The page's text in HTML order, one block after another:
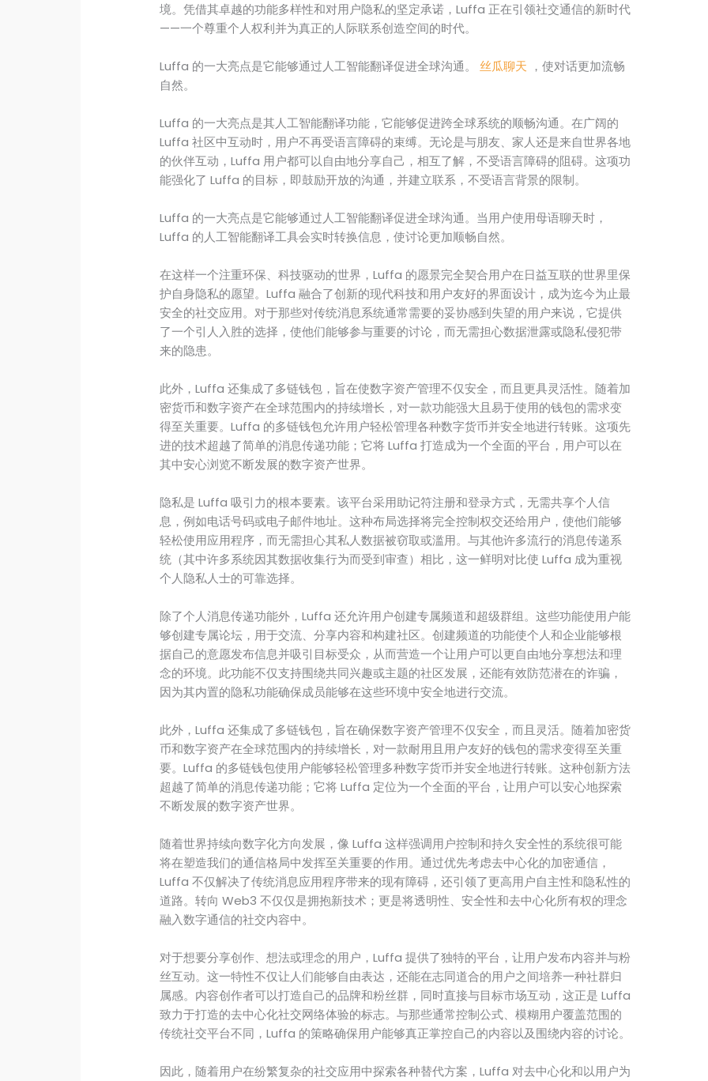
境。凭借其卓越的功能多样性和对用户隐私的坚定承诺，Luffa 正在引领社交通信的新时代
——一个尊重个人权利并为真正的人际联系创造空间的时代。
Luffa 的一大亮点是它能够通过人工智能翻译促进全球沟通。丝瓜聊天 ，使对话更加流畅
自然。
Luffa 的一大亮点是其人工智能翻译功能，它能够促进跨全球系统的顺畅沟通。在广阔的
Luffa 社区中互动时，用户不再受语言障碍的束缚。无论是与朋友、家人还是来自世界各地
的伙伴互动，Luffa 用户都可以自由地分享自己，相互了解，不受语言障碍的阻碍。这项功
能强化了 Luffa 的目标，即鼓励开放的沟通，并建立联系，不受语言背景的限制。
Luffa 的一大亮点是它能够通过人工智能翻译促进全球沟通。当用户使用母语聊天时，
Luffa 的人工智能翻译工具会实时转换信息，使讨论更加顺畅自然。
在这样一个注重环保、科技驱动的世界，Luffa 的愿景完全契合用户在日益互联的世界里保
护自身隐私的愿望。Luffa 融合了创新的现代科技和用户友好的界面设计，成为迄今为止最
安全的社交应用。对于那些对传统消息系统通常需要的妥协感到失望的用户来说，它提供
了一个引人入胜的选择，使他们能够参与重要的讨论，而无需担心数据泄露或隐私侵犯带
来的隐患。
此外，Luffa 还集成了多链钱包，旨在使数字资产管理不仅安全，而且更具灵活性。随着加
密货币和数字资产在全球范围内的持续增长，对一款功能强大且易于使用的钱包的需求变
得至关重要。Luffa 的多链钱包允许用户轻松管理各种数字货币并安全地进行转账。这项先
进的技术超越了简单的消息传递功能；它将 Luffa 打造成为一个全面的平台，用户可以在
其中安心浏览不断发展的数字资产世界。
隐私是 Luffa 吸引力的根本要素。该平台采用助记符注册和登录方式，无需共享个人信
息，例如电话号码或电子邮件地址。这种布局选择将完全控制权交还给用户，使他们能够
轻松使用应用程序，而无需担心其私人数据被窃取或滥用。与其他许多流行的消息传递系
统（其中许多系统因其数据收集行为而受到审查）相比，这一鲜明对比使 Luffa 成为重视
个人隐私人士的可靠选择。
除了个人消息传递功能外，Luffa 还允许用户创建专属频道和超级群组。这些功能使用户能
够创建专属论坛，用于交流、分享内容和构建社区。创建频道的功能使个人和企业能够根
据自己的意愿发布信息并吸引目标受众，从而营造一个让用户可以更自由地分享想法和理
念的环境。此功能不仅支持围绕共同兴趣或主题的社区发展，还能有效防范潜在的诈骗，
因为其内置的隐私功能确保成员能够在这些环境中安全地进行交流。
此外，Luffa 还集成了多链钱包，旨在确保数字资产管理不仅安全，而且灵活。随着加密货
币和数字资产在全球范围内的持续增长，对一款耐用且用户友好的钱包的需求变得至关重
要。Luffa 的多链钱包使用户能够轻松管理多种数字货币并安全地进行转账。这种创新方法
超越了简单的消息传递功能；它将 Luffa 定位为一个全面的平台，让用户可以安心地探索
不断发展的数字资产世界。
随着世界持续向数字化方向发展，像 Luffa 这样强调用户控制和持久安全性的系统很可能
将在塑造我们的通信格局中发挥至关重要的作用。通过优先考虑去中心化的加密通信，
Luffa 不仅解决了传统消息应用程序带来的现有障碍，还引领了更高用户自主性和隐私性的
道路。转向 Web3 不仅仅是拥抱新技术；更是将透明性、安全性和去中心化所有权的理念
融入数字通信的社交内容中。
对于想要分享创作、想法或理念的用户，Luffa 提供了独特的平台，让用户发布内容并与粉
丝互动。这一特性不仅让人们能够自由表达，还能在志同道合的用户之间培养一种社群归
属感。内容创作者可以打造自己的品牌和粉丝群，同时直接与目标市场互动，这正是 Luffa
致力于打造的去中心化社交网络体验的标志。与那些通常控制公式、模糊用户覆盖范围的
传统社交平台不同，Luffa 的策略确保用户能够真正掌控自己的内容以及围绕内容的讨论。
因此，随着用户在纷繁复杂的社交应用中探索各种替代方案，Luffa 对去中心化和以用户为